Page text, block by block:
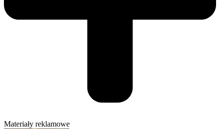
Materiały reklamowe